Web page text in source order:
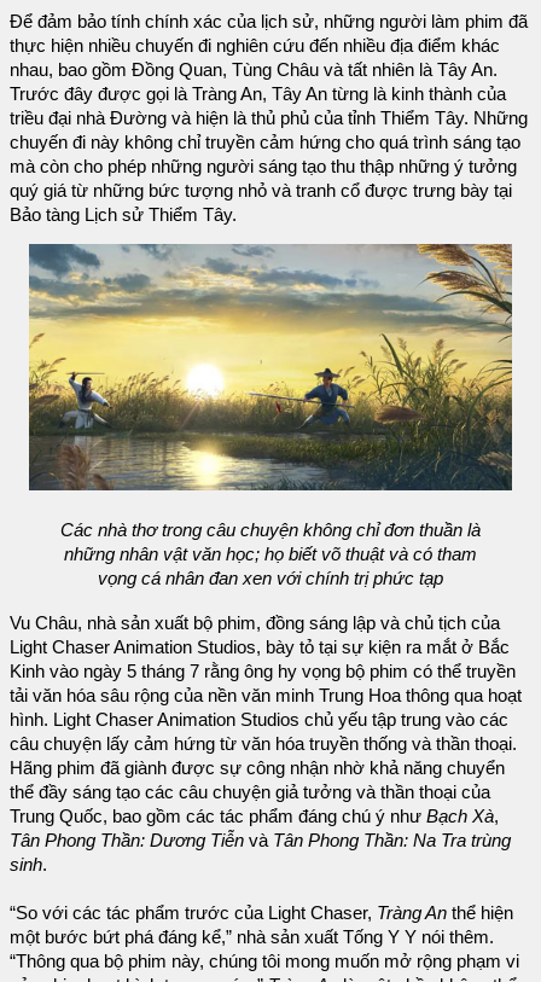
Để đảm bảo tính chính xác của lịch sử, những người làm phim đã
thực hiện nhiều chuyến đi nghiên cứu đến nhiều địa điểm khác
nhau, bao gồm Đồng Quan, Tùng Châu và tất nhiên là Tây An.
Trước đây được gọi là Tràng An, Tây An từng là kinh thành của
triều đại nhà Đường và hiện là thủ phủ của tỉnh Thiểm Tây. Những
chuyến đi này không chỉ truyền cảm hứng cho quá trình sáng tạo
mà còn cho phép những người sáng tạo thu thập những ý tưởng
quý giá từ những bức tượng nhỏ và tranh cổ được trưng bày tại
Bảo tàng Lịch sử Thiểm Tây.
Các nhà thơ trong câu chuyện không chỉ đơn thuần là
những nhân vật văn học; họ biết võ thuật và có tham
vọng cá nhân đan xen với chính trị phức tạp
Vu Châu, nhà sản xuất bộ phim, đồng sáng lập và chủ tịch của
Light Chaser Animation Studios, bày tỏ tại sự kiện ra mắt ở Bắc
Kinh vào ngày 5 tháng 7 rằng ông hy vọng bộ phim có thể truyền
tải văn hóa sâu rộng của nền văn minh Trung Hoa thông qua hoạt
hình. Light Chaser Animation Studios chủ yếu tập trung vào các
câu chuyện lấy cảm hứng từ văn hóa truyền thống và thần thoại.
Hãng phim đã giành được sự công nhận nhờ khả năng chuyển
thể đầy sáng tạo các câu chuyện giả tưởng và thần thoại của
Trung Quốc, bao gồm các tác phẩm đáng chú ý như Bạch Xà,
Tân Phong Thần: Dương Tiễn và Tân Phong Thần: Na Tra trùng
sinh.
“So với các tác phẩm trước của Light Chaser, Tràng An thể hiện
một bước bứt phá đáng kể,” nhà sản xuất Tống Y Y nói thêm.
“Thông qua bộ phim này, chúng tôi mong muốn mở rộng phạm vi